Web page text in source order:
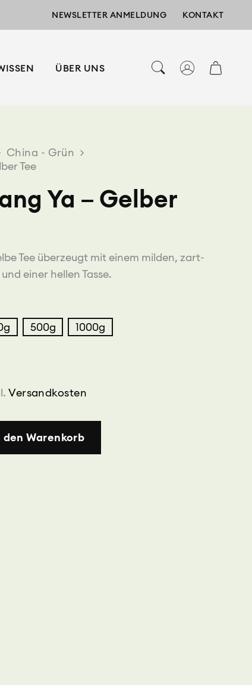
NEWSLETTER ANMELDUNG KONTAKT
ÜBER UNS
China - Grün >
Tee
Ya – Gelber
Tee überzeugt mit einem milden, zart-
einer hellen Tasse.
500g 1000g
Versandkosten
den Warenkorb